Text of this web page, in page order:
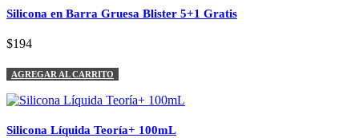
Silicona en Barra Gruesa Blister 5+1 Gratis
$194
AGREGAR AL CARRITO
Silicona Líquida Teoría+ 100mL